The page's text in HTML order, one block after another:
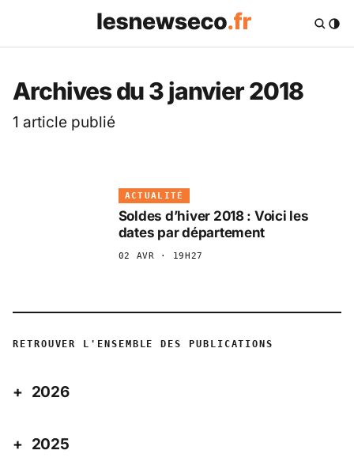
Les News Eco .fr —
Archives du 3 janvier 2018
1 article publié
ACTUALITÉ
Soldes d’hiver 2018 : Voici les
dates par département
02 AVR · 19H27
RETROUVER L'ENSEMBLE DES PUBLICATIONS
2026
2025